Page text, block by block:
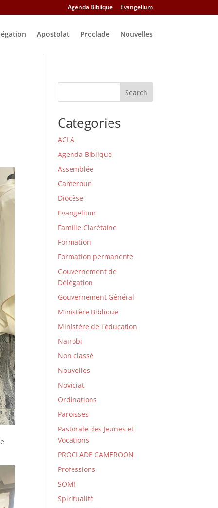
Agenda Biblique Evangelium
Apostolat Proclade Nouvelles
Search
Categories
ACLA
Agenda Biblique
Assemblée
Cameroun
Diocèse
Evangelium
Famille Clarétaine
Formation
Formation permanente
Gouvernement de
Délégation
Gouvernement Général
Ministère Biblique
Ministère de l'éducation
Nairobi
Non classé
Nouvelles
Noviciat
Ordinations
Paroisses
Pastorale des Jeunes et
Vocations
PROCLADE CAMEROON
Professions
SOMI
Spiritualité